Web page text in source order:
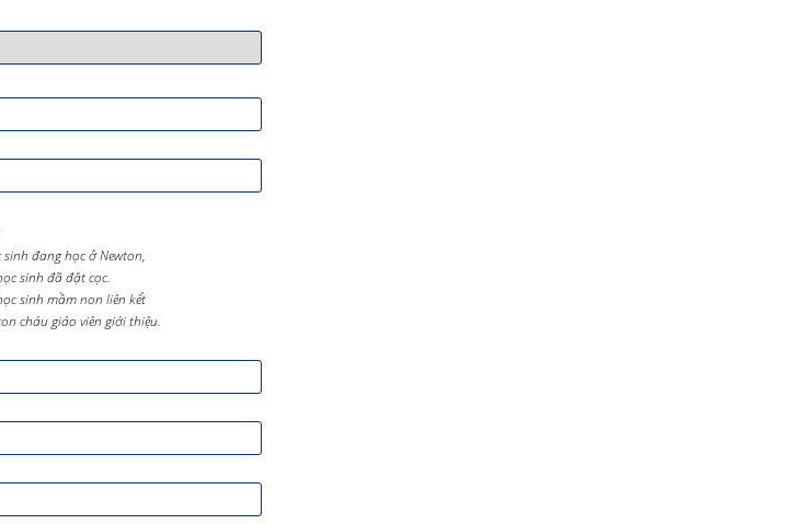
sinh đang học ở Newton,
sinh đã đặt cọc.
sinh mầm non liên kết
cháu giáo viên giới thiệu.